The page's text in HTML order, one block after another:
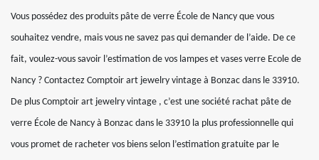
Vous possédez des produits pâte de verre École de Nancy que vous
souhaitez vendre, mais vous ne savez pas qui demander de l’aide. De ce
fait, voulez-vous savoir l’estimation de vos lampes et vases verre Ecole de
Nancy ? Contactez Comptoir art jewelry vintage à Bonzac dans le 33910.
De plus Comptoir art jewelry vintage , c’est une société rachat pâte de
verre École de Nancy à Bonzac dans le 33910 la plus professionnelle qui
vous promet de racheter vos biens selon l’estimation gratuite par le